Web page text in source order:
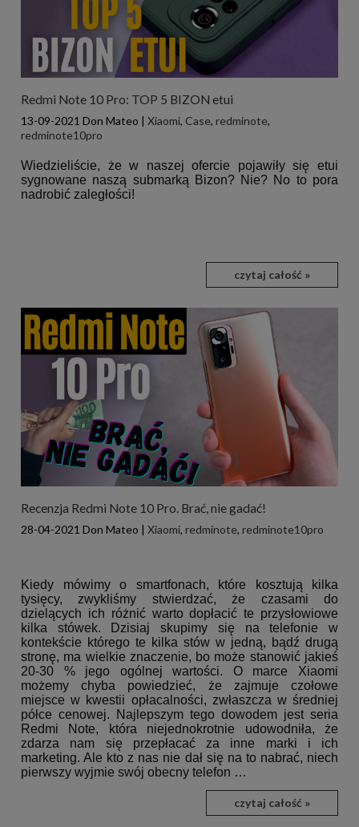
Redmi Note 10 Pro: TOP 5 BIZON etui
13-09-2021 Don Mateo | Xiaomi, Case, redminote,
redminote10pro
Wiedzieliście, że w naszej ofercie pojawiły się etui
sygnowane naszą submarką Bizon? Nie? No to pora
nadrobić zaległości!
czytaj całość »
Recenzja Redmi Note 10 Pro. Brać, nie gadać!
28-04-2021 Don Mateo | Xiaomi, redminote, redminote10pro
Kiedy mówimy o smartfonach, które kosztują kilka
tysięcy, zwykliśmy stwierdzać, że czasami do
dzielących ich różnić warto dopłacić te przysłowiowe
kilka stówek. Dzisiaj skupimy się na telefonie w
kontekście którego te kilka stów w jedną, bądź drugą
stronę, ma wielkie znaczenie, bo może stanowić jakieś
20-30 % jego ogólnej wartości. O marce Xiaomi
możemy chyba powiedzieć, że zajmuje czołowe
miejsce w kwestii opłacalności, zwłaszcza w średniej
półce cenowej. Najlepszym tego dowodem jest seria
Redmi Note, która niejednokrotnie udowodniła, że
zdarza nam się przepłacać za inne marki i ich
marketing. Ale kto z nas nie dał się na to nabrać, niech
pierwszy wyjmie swój obecny telefon …
czytaj całość »